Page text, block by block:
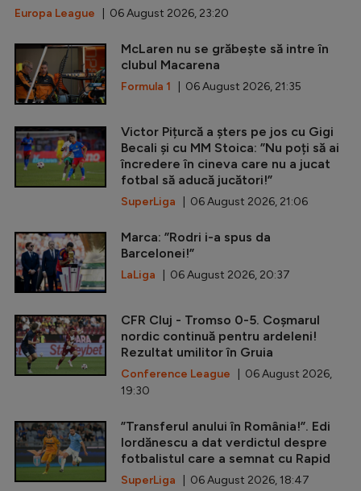
Europa League | 06 August 2026, 23:20
McLaren nu se grăbește să intre în
clubul Macarena
Formula 1 | 06 August 2026, 21:35
Victor Pițurcă a șters pe jos cu Gigi
Becali și cu MM Stoica: ”Nu poți să ai
încredere în cineva care nu a jucat
fotbal să aducă jucători!”
SuperLiga | 06 August 2026, 21:06
Marca: ”Rodri i-a spus da
Barcelonei!”
LaLiga | 06 August 2026, 20:37
CFR Cluj - Tromso 0-5. Coșmarul
nordic continuă pentru ardeleni!
Rezultat umilitor în Gruia
Conference League | 06 August 2026,
19:30
”Transferul anului în România!”. Edi
Iordănescu a dat verdictul despre
fotbalistul care a semnat cu Rapid
SuperLiga | 06 August 2026, 18:47